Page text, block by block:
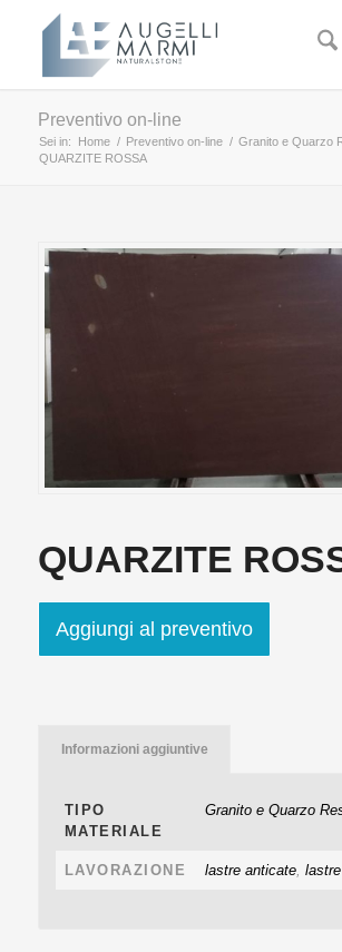
Preventivo on-line
Sei in: Home / Preventivo on-line / Granito e Quarzo
QUARZITE ROSSA
QUARZITE
Aggiungi al preventivo
Informazioni aggiuntive
TIPO
MATERIALE
Granito e Quarzo
LAVORAZIONE lastre anticate,